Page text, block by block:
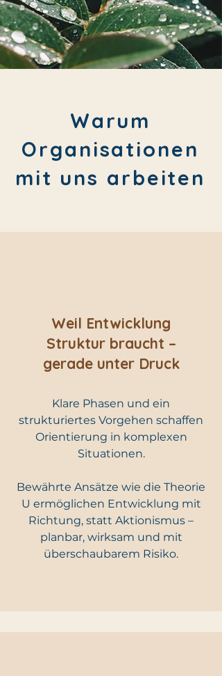
Warum
Organisationen
mit uns arbeiten
Weil Entwicklung
Struktur braucht –
gerade unter Druck
Klare Phasen und ein
strukturiertes Vorgehen schaffen
Orientierung in komplexen
Situationen.
Bewährte Ansätze wie die Theorie
U ermöglichen Entwicklung mit
Richtung, statt Aktionismus –
planbar, wirksam und mit
überschaubarem Risiko.